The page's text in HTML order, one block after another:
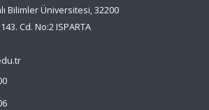
Bilimler Üniversitesi, 32200
Cd. No:2 ISPARTA